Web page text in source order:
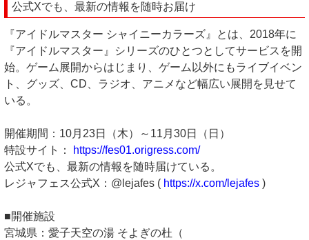
公式Xでも、最新の情報を随時お届け
『アイドルマスター シャイニーカラーズ』とは、2018年に
『アイドルマスター』シリーズのひとつとしてサービスを開
始。ゲーム展開からはじまり、ゲーム以外にもライブイベン
ト、グッズ、CD、ラジオ、アニメなど幅広い展開を見せて
いる。
開催期間：10月23日（木）～11月30日（日）
特設サイト：
https://fes01.origress.com/
公式Xでも、最新の情報を随時届けている。
レジャフェス公式X：@lejafes ( https://x.com/lejafes )
■開催施設
宮城県：愛子天空の湯 そよぎの杜（